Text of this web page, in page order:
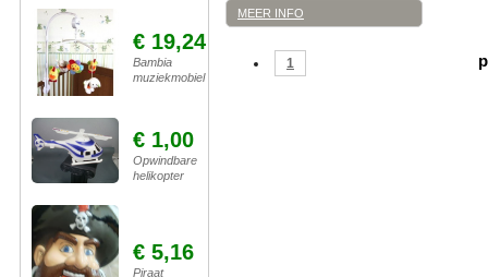
€ 19,24
Bambia
muziekmobiel
€ 1,00
Opwindbare
helikopter
€ 5,16
Piraat
MEER INFO
1